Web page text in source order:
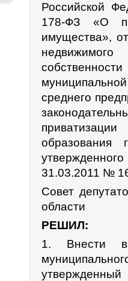
Российской
178-ФЗ «О
имущества»,
среднего
образования
31.03.2011 №
Совет
области
РЕШИЛ:
1. Внести в
утвержденный